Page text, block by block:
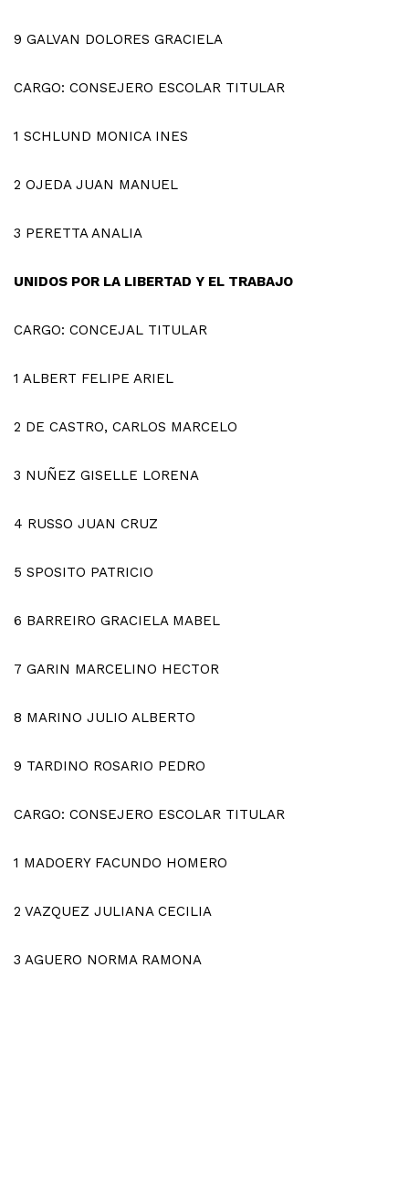
9 GALVAN DOLORES GRACIELA
CARGO: CONSEJERO ESCOLAR TITULAR
1 SCHLUND MONICA INES
2 OJEDA JUAN MANUEL
3 PERETTA ANALIA
UNIDOS POR LA LIBERTAD Y EL TRABAJO
CARGO: CONCEJAL TITULAR
1 ALBERT FELIPE ARIEL
2 DE CASTRO, CARLOS MARCELO
3 NUÑEZ GISELLE LORENA
4 RUSSO JUAN CRUZ
5 SPOSITO PATRICIO
6 BARREIRO GRACIELA MABEL
7 GARIN MARCELINO HECTOR
8 MARINO JULIO ALBERTO
9 TARDINO ROSARIO PEDRO
CARGO: CONSEJERO ESCOLAR TITULAR
1 MADOERY FACUNDO HOMERO
2 VAZQUEZ JULIANA CECILIA
3 AGUERO NORMA RAMONA